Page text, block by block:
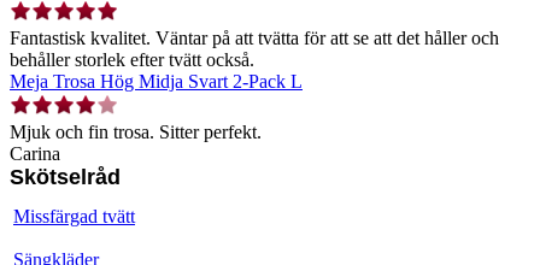
Fantastisk kvalitet. Väntar på att tvätta för att se att det håller och
behåller storlek efter tvätt också.
Meja Trosa Hög Midja Svart 2-Pack L
Mjuk och fin trosa. Sitter perfekt.
Carina
Skötselråd
Missfärgad tvätt
Sängkläder